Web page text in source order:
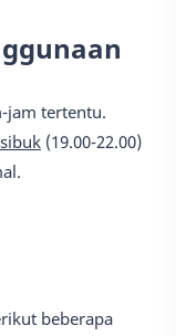
jam tertentu.
(19.00-22.00)
beberapa